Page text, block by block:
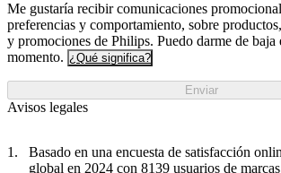
Me gustaría recibir comunicaciones
preferencias y comportamiento, sobre
y promociones de Philips. Puedo darme de baja
momento. ¿Qué significa?
Enviar
Avisos legales
Basado en una encuesta de satisfacción
global en 2024 con 8139 usuarios de